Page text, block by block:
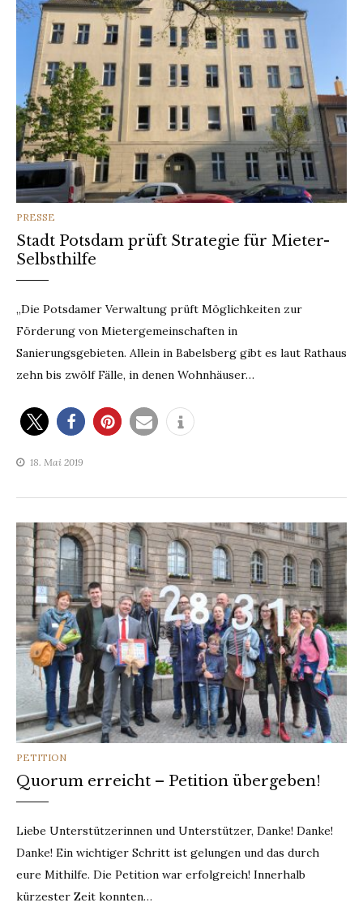
CATEGORIES
PRESSE
Stadt Potsdam prüft Strategie für Mieter-
Selbsthilfe
„Die Potsdamer Verwaltung prüft Möglichkeiten zur
Förderung von Mietergemeinschaften in
Sanierungsgebieten. Allein in Babelsberg gibt es laut Rathaus
zehn bis zwölf Fälle, in denen Wohnhäuser…
18. Mai 2019
CATEGORIES
PETITION
Quorum erreicht – Petition übergeben!
Liebe Unterstützerinnen und Unterstützer, Danke! Danke!
Danke! Ein wichtiger Schritt ist gelungen und das durch
eure Mithilfe. Die Petition war erfolgreich! Innerhalb
kürzester Zeit konnten…